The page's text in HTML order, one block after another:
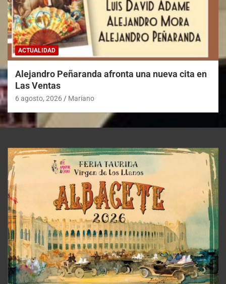
ACTUALIDAD
Alejandro Peñaranda afronta una nueva cita en
Las Ventas
6 agosto, 2026 Mariano